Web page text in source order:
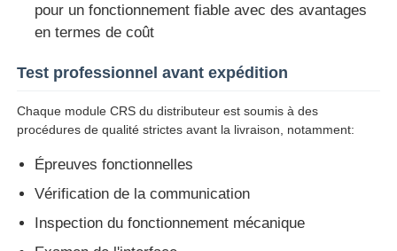
Recycleur de pièces
pour un fonctionnement fiable avec des avantages
en termes de coût
Test professionnel avant expédition
Chaque module CRS du distributeur est soumis à des
procédures de qualité strictes avant la livraison, notamment:
Épreuves fonctionnelles
Vérification de la communication
Inspection du fonctionnement mécanique